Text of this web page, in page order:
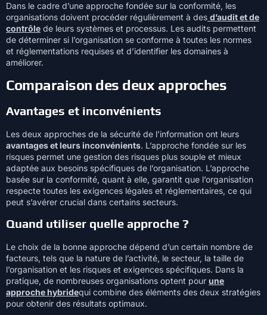
Dans le cadre d’une approche fondée sur la conformité, les
organisations doivent procéder régulièrement à des d’audit et de
contrôle de leurs systèmes et processus. Les audits permettent
de déterminer si l’organisation se conforme à toutes les normes
et réglementations requises et d’identifier les domaines à
améliorer.
Comparaison des deux approches
Avantages et inconvénients
Les deux approches de la sécurité de l’information ont leurs
avantages et leurs inconvénients. L’approche fondée sur les
risques permet une gestion des risques plus souple et mieux
adaptée aux besoins spécifiques de l’organisation. L’approche
basée sur la conformité, quant à elle, garantit que l’organisation
respecte toutes les exigences légales et réglementaires, ce qui
peut s’avérer crucial dans certains secteurs.
Quand utiliser quelle approche ?
Le choix de la bonne approche dépend d’un certain nombre de
facteurs, tels que la nature de l’activité, le secteur, la taille de
l’organisation et les risques et exigences spécifiques. Dans la
pratique, de nombreuses organisations optent pour une
approche hybridequi combine des éléments des deux stratégies
pour obtenir des résultats optimaux.